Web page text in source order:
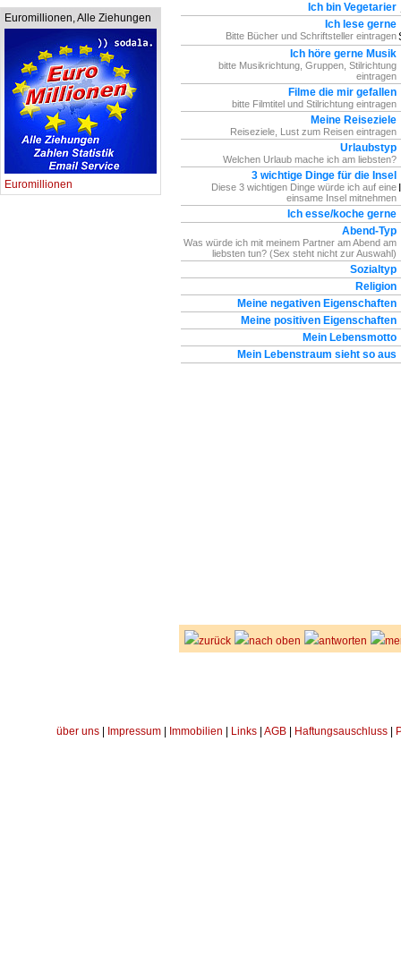
Euromillionen, Alle Ziehungen
Euromillionen
Ich bin Vegetarier
Ich lese gerne
Bitte Bücher und Schriftsteller eintragen
Ich höre gerne Musik
bitte Musikrichtung, Gruppen, Stilrichtung
eintragen
Filme die mir gefallen
bitte Filmtitel und Stilrichtung eintragen
Meine Reiseziele
Reiseziele, Lust zum Reisen eintragen
Urlaubstyp
Welchen Urlaub mache ich am liebsten?
3 wichtige Dinge für die Insel
Diese 3 wichtigen Dinge würde ich auf eine
einsame Insel mitnehmen
Ich esse/koche gerne
Abend-Typ
Was würde ich mit meinem Partner am Abend am
liebsten tun? (Sex steht nicht zur Auswahl)
Sozialtyp
Religion
Meine negativen Eigenschaften
Meine positiven Eigenschaften
Mein Lebensmotto
Mein Lebenstraum sieht so aus
zurück nach oben antworten
über uns Impressum Immobilien Links AGB Haftungsauschluss